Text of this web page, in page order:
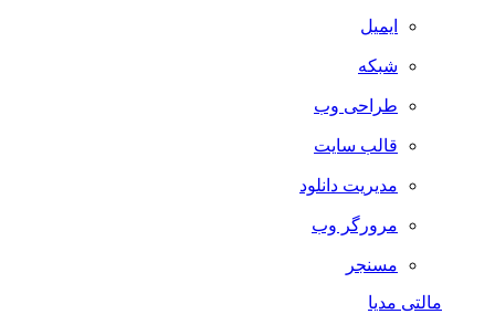
ایمیل
شبکه
طراحی وب
قالب سایت
مدیریت دانلود
مرورگر وب
مسنجر
مالتی مدیا